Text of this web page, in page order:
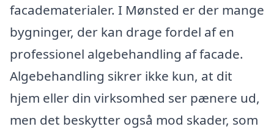
facadematerialer. I Mønsted er der mange
bygninger, der kan drage fordel af en
professionel algebehandling af facade.
Algebehandling sikrer ikke kun, at dit
hjem eller din virksomhed ser pænere ud,
men det beskytter også mod skader, som